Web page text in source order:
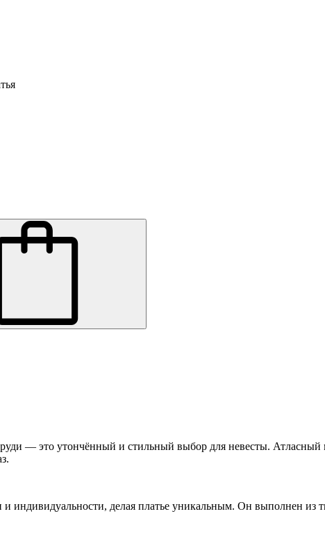
— это утончённый и стильный выбор для невесты. Атласный
индивидуальности, делая платье уникальным. Он выполнен из